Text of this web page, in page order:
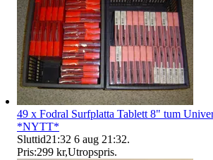
49 x Fodral Surfplatta Tablett 8" tum
*NYTT*
Sluttid21:32 6 aug 21:32.
Pris:299 kr,Utropspris.